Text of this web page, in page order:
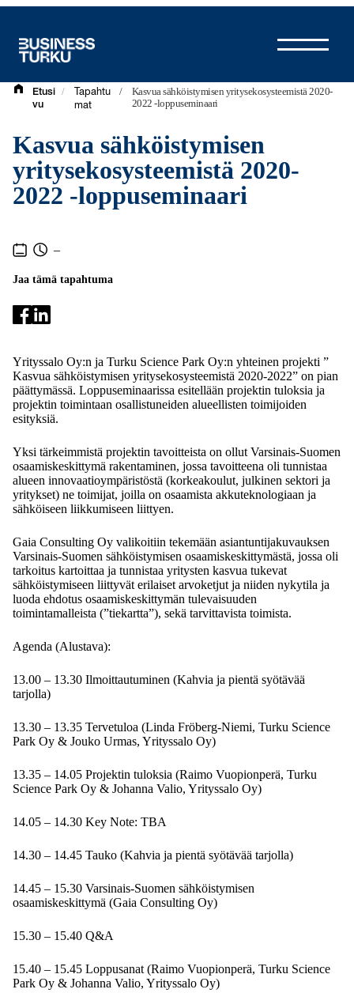
Etusi
vu
/
Tapahtu
mat
/
Kasvua sähköistymisen yritysekosysteemistä 2020-
2022 -loppuseminaari
Kasvua sähköistymisen
yritysekosysteemistä 2020-
2022 -loppuseminaari
–
Jaa tämä tapahtuma
Yrityssalo Oy:n ja Turku Science Park Oy:n yhteinen projekti ”
Kasvua sähköistymisen yritysekosysteemistä 2020-2022” on pian
päättymässä. Loppuseminaarissa esitellään projektin tuloksia ja
projektin toimintaan osallistuneiden alueellisten toimijoiden
esityksiä.
Yksi tärkeimmistä projektin tavoitteista on ollut Varsinais-Suomen
osaamiskeskittymä rakentaminen, jossa tavoitteena oli tunnistaa
alueen innovaatioympäristöstä (korkeakoulut, julkinen sektori ja
yritykset) ne toimijat, joilla on osaamista akkuteknologiaan ja
sähköiseen liikkumiseen liittyen.
Gaia Consulting Oy valikoitiin tekemään asiantuntijakuvauksen
Varsinais-Suomen sähköistymisen osaamiskeskittymästä, jossa oli
tarkoitus kartoittaa ja tunnistaa yritysten kasvua tukevat
sähköistymiseen liittyvät erilaiset arvoketjut ja niiden nykytila ja
luoda ehdotus osaamiskeskittymän tulevaisuuden
toimintamalleista (”tiekartta”), sekä tarvittavista toimista.
Agenda (Alustava):
13.00 – 13.30 Ilmoittautuminen (Kahvia ja pientä syötävää
tarjolla)
13.30 – 13.35 Tervetuloa (Linda Fröberg-Niemi, Turku Science
Park Oy & Jouko Urmas, Yrityssalo Oy)
13.35 – 14.05 Projektin tuloksia (Raimo Vuopionperä, Turku
Science Park Oy & Johanna Valio, Yrityssalo Oy)
14.05 – 14.30 Key Note: TBA
14.30 – 14.45 Tauko (Kahvia ja pientä syötävää tarjolla)
14.45 – 15.30 Varsinais-Suomen sähköistymisen
osaamiskeskittymä (Gaia Consulting Oy)
15.30 – 15.40 Q&A
15.40 – 15.45 Loppusanat (Raimo Vuopionperä, Turku Science
Park Oy & Johanna Valio, Yrityssalo Oy)